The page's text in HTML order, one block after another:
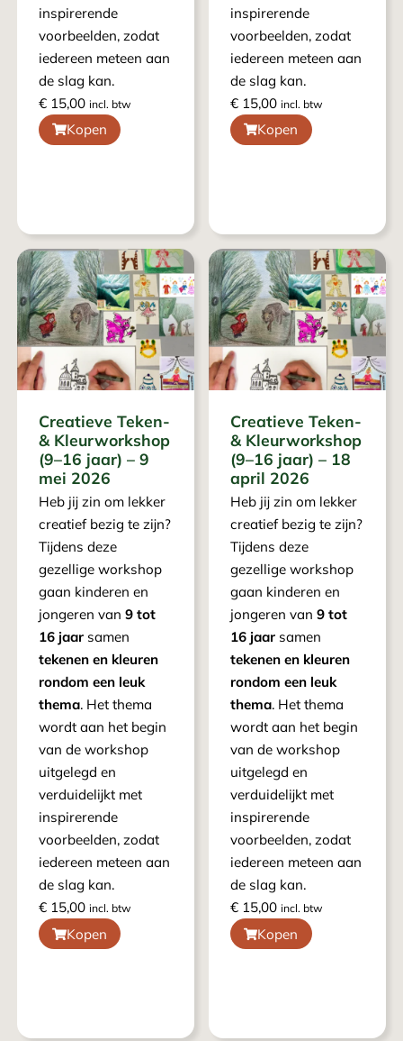
inspirerende
voorbeelden, zodat
iedereen meteen aan
de slag kan.
€ 15,00 incl. btw
Kopen
inspirerende
voorbeelden, zodat
iedereen meteen aan
de slag kan.
€ 15,00 incl. btw
Kopen
Creatieve Teken-
& Kleurworkshop
(9–16 jaar) – 9
mei 2026
Heb jij zin om lekker
creatief bezig te zijn?
Tijdens deze
gezellige workshop
gaan kinderen en
jongeren van9 tot
16 jaar samen
tekenen en kleuren
rondom een leuk
thema. Het thema
wordt aan het begin
van de workshop
uitgelegd en
verduidelijkt met
inspirerende
voorbeelden, zodat
iedereen meteen aan
de slag kan.
€ 15,00 incl. btw
Kopen
Creatieve Teken-
& Kleurworkshop
(9–16 jaar) – 18
april 2026
Heb jij zin om lekker
creatief bezig te zijn?
Tijdens deze
gezellige workshop
gaan kinderen en
jongeren van 9 tot
16 jaar samen
tekenen en kleuren
rondom een leuk
thema. Het thema
wordt aan het begin
van de workshop
uitgelegd en
verduidelijkt met
inspirerende
voorbeelden, zodat
iedereen meteen aan
de slag kan.
€ 15,00 incl. btw
Kopen